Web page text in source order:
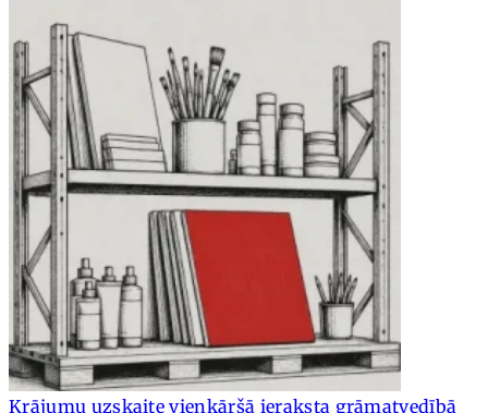
Krājumu uzskaite vienkāršā ieraksta grāmatvedībā